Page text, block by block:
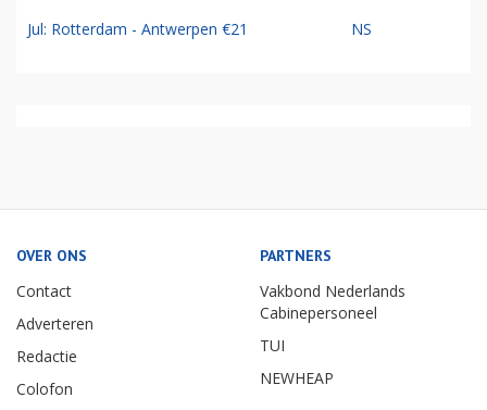
Jul: Rotterdam - Antwerpen €21 NS
OVER ONS
Contact
Adverteren
Redactie
Colofon
PARTNERS
Vakbond Nederlands
Cabinepersoneel
TUI
NEWHEAP